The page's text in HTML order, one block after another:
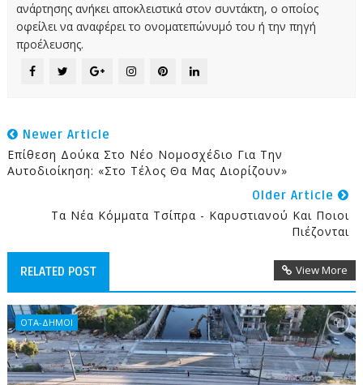
ανάρτησης ανήκει αποκλειστικά στον συντάκτη, ο οποίος
οφείλει να αναφέρει το ονοματεπώνυμό του ή την πηγή
προέλευσης.
Newer Article
Επίθεση Δούκα Στο Νέο Νομοσχέδιο Για Την
Αυτοδιοίκηση: «Στο Τέλος Θα Μας Διορίζουν»
Older Article
Τα Νέα Κόμματα Τσίπρα - Καρυστιανού Και Ποιοι
Πιέζονται
RELATED POST View More
ΟΤΑ-ΔΗΜΟΙ